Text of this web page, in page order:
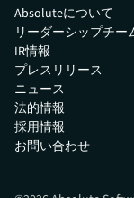
Absoluteについて
リーダーシップチー
IR情報
プレスリリース
ニュース
法的情報
採用情報
お問い合わせ